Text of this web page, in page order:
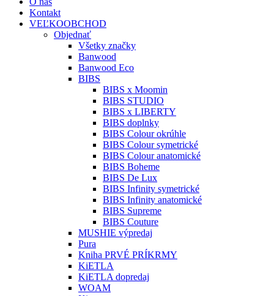
Kontakt
VEĽKOOBCHOD
Objednať
Všetky značky
Banwood
Banwood Eco
BIBS
BIBS x Moomin
BIBS STUDIO
BIBS x LIBERTY
BIBS doplnky
BIBS Colour okrúhle
BIBS Colour symetrické
BIBS Colour anatomické
BIBS Boheme
BIBS De Lux
BIBS Infinity symetrické
BIBS Infinity anatomické
BIBS Supreme
BIBS Couture
MUSHIE výpredaj
Pura
Kniha PRVÉ PRÍKRMY
KiETLA
KiETLA dopredaj
WOAM